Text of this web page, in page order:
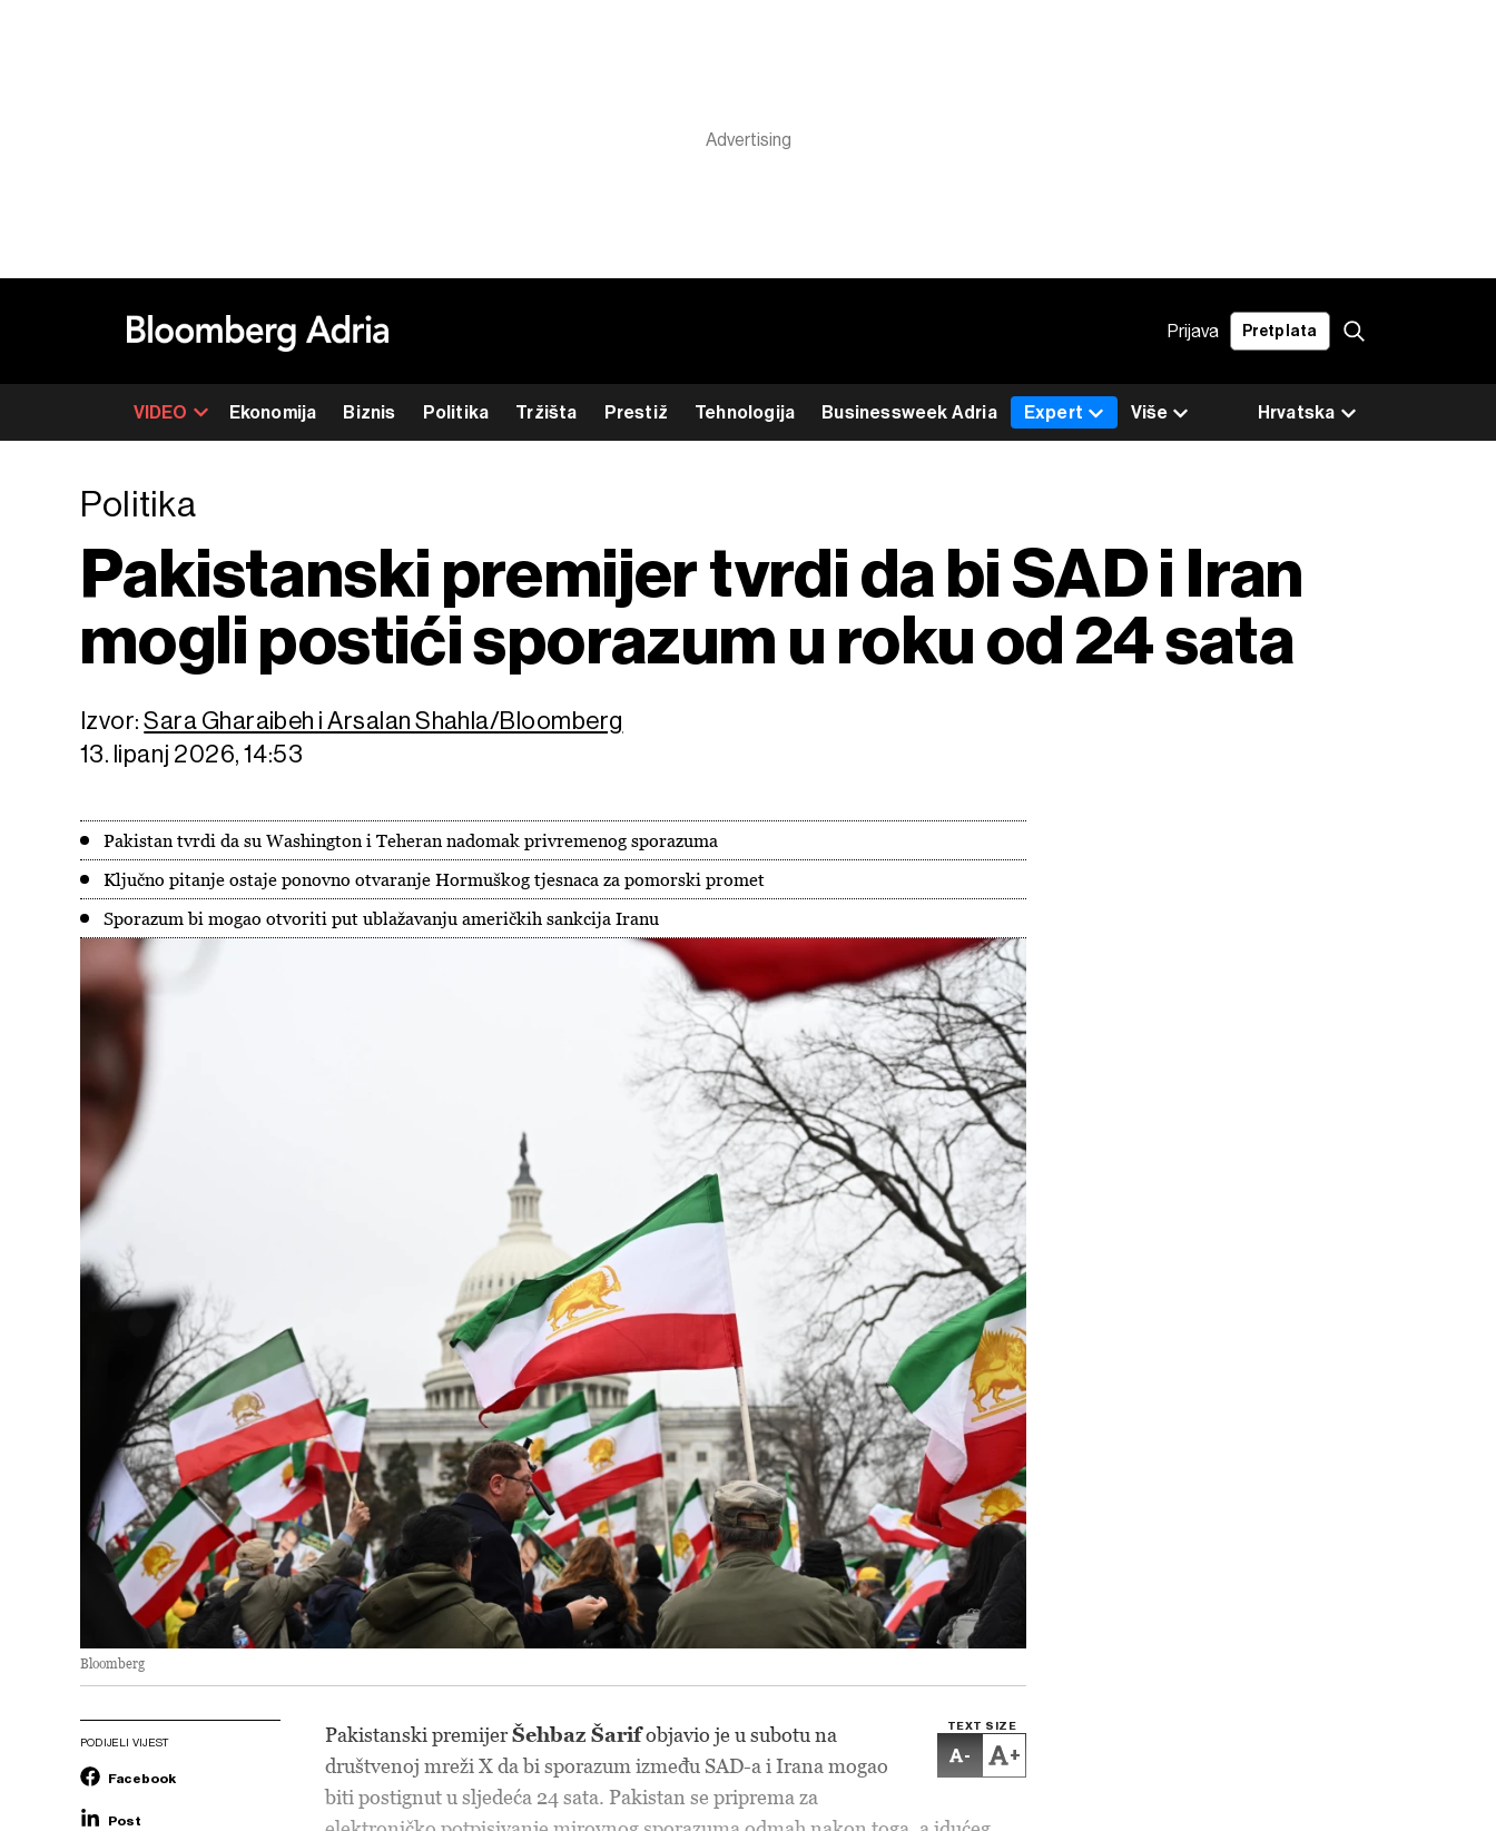
Prijava Pretplata
VIDEO Ekonomija Biznis Politika Tržišta Prestiž Tehnologija Businessweek Adria Hrvatska
Expert Više
Politika
Pakistanski premijer tvrdi da bi SAD i Iran
mogli postići sporazum u roku od 24 sata
Izvor:Sara Gharaibeh i Arsalan Shahla/Bloomberg
13. lipanj 2026, 14:53
Pakistan tvrdi da su Washington i Teheran nadomak privremenog sporazuma
Ključno pitanje ostaje ponovno otvaranje Hormuškog tjesnaca za pomorski promet
Sporazum bi mogao otvoriti put ublažavanju američkih sankcija Iranu
Bloomberg
PODIJELI VIJEST
Facebook
Post
TEXT SIZE
- +
Pakistanski premijerŠehbaz Šarifobjavio je u subotu na
društvenoj mreži X da bi sporazum između SAD-a i Irana mogao
biti postignut u sljedeća 24 sata. Pakistan se priprema za